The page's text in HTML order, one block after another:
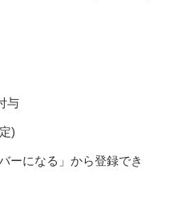
与
)
ーになる」から登録でき